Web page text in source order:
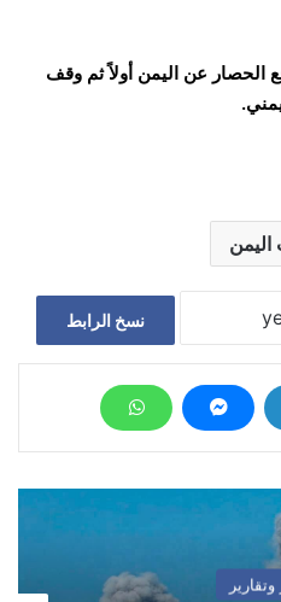
الحصار عن اليمن أولاً ثم وقف
نسخ الرابط
وتقارير